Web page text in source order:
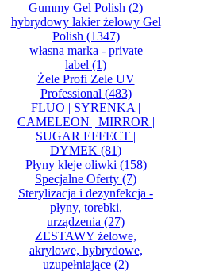
Gummy Gel Polish (2)
hybrydowy lakier żelowy Gel
Polish (1347)
własna marka - private
label (1)
Żele Profi Zele UV
Professional (483)
FLUO | SYRENKA |
CAMELEON | MIRROR |
SUGAR EFFECT |
DYMEK (81)
Płyny kleje oliwki (158)
Specjalne Oferty (7)
Sterylizacja i dezynfekcja -
płyny, torebki,
urządzenia (27)
ZESTAWY żelowe,
akrylowe, hybrydowe,
uzupełniające (2)